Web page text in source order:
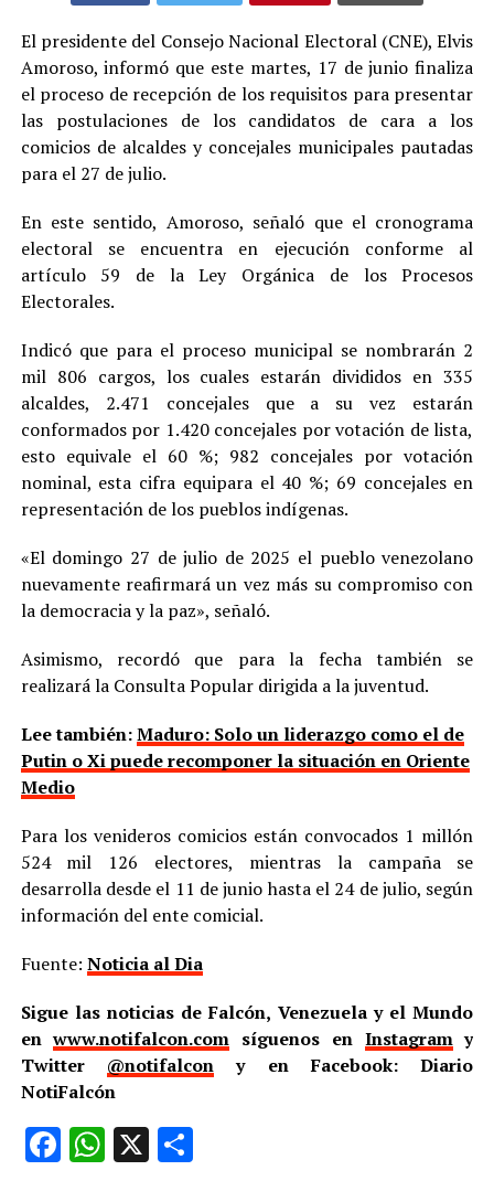
El presidente del Consejo Nacional Electoral (CNE), Elvis
Amoroso, informó que este martes, 17 de junio finaliza
el proceso de recepción de los requisitos para presentar
las postulaciones de los candidatos de cara a los
comicios de alcaldes y concejales municipales pautadas
para el 27 de julio.
En este sentido, Amoroso, señaló que el cronograma
electoral se encuentra en ejecución conforme al
artículo 59 de la Ley Orgánica de los Procesos
Electorales.
Indicó que para el proceso municipal se nombrarán 2
mil 806 cargos, los cuales estarán divididos en 335
alcaldes, 2.471 concejales que a su vez estarán
conformados por 1.420 concejales por votación de lista,
esto equivale el 60 %; 982 concejales por votación
nominal, esta cifra equipara el 40 %; 69 concejales en
representación de los pueblos indígenas.
«El domingo 27 de julio de 2025 el pueblo venezolano
nuevamente reafirmará un vez más su compromiso con
la democracia y la paz», señaló.
Asimismo, recordó que para la fecha también se
realizará la Consulta Popular dirigida a la juventud.
Lee también:Maduro: Solo un liderazgo como el de
Putin o Xi puede recomponer la situación en Oriente
Medio
Para los venideros comicios están convocados 1 millón
524 mil 126 electores, mientras la campaña se
desarrolla desde el 11 de junio hasta el 24 de julio, según
información del ente comicial.
Fuente: Noticia al Dia
Sigue las noticias de Falcón, Venezuela y el Mundo
enwww.notifalcon.com síguenos en Instagramy
Twitter @notifalcon y en Facebook: Diario
NotiFalcón
Facebook
WhatsApp
X Compartir